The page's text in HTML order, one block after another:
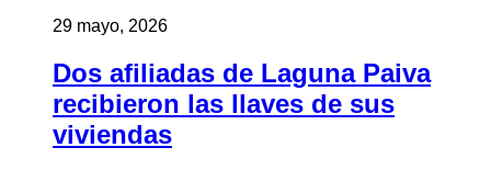
29 mayo, 2026
Dos afiliadas de Laguna Paiva
recibieron las llaves de sus
viviendas